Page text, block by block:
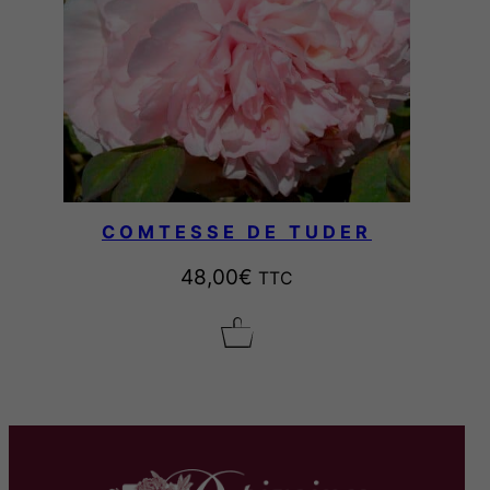
0
€
COMTESSE DE TUDER
48,00€ TTC